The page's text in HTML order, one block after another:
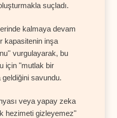
suçladı.
kalmaya devam
kapasitenin inşa
vurgulayarak, bu
için "mutlak bir
geldiğini savundu.
veya yapay zeka
hezimeti gizleyemez"